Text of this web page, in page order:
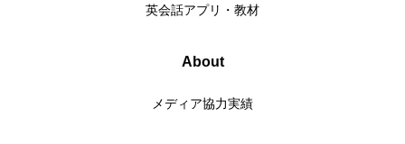
英会話アプリ・教材
About
メディア協力実績